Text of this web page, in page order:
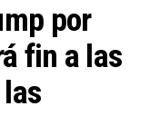
por
fin a las